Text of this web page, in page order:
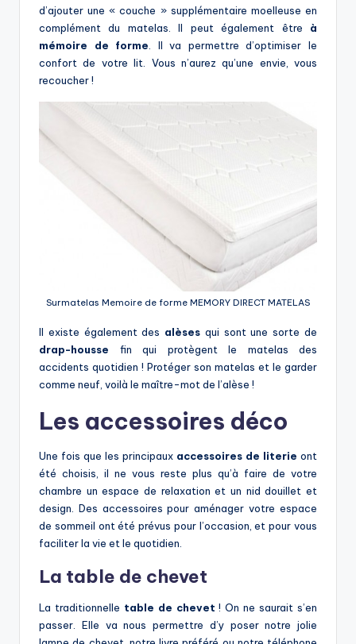
d’ajouter une « couche » supplémentaire moelleuse en
complément du matelas. Il peut également être à
mémoire de forme . Il va permettre d’optimiser le
confort de votre lit. Vous n’aurez qu’une envie, vous
recoucher !
Surmatelas Memoire de forme MEMORY DIRECT MATELAS
Il existe également des alèses qui sont une sorte de
drap-housse fin qui protègent le matelas des
accidents quotidien ! Protéger son matelas et le garder
comme neuf, voilà le maître-mot de l’alèse !
Les accessoires déco
Une fois que les principaux accessoires de literie ont
été choisis, il ne vous reste plus qu’à faire de votre
chambre un espace de relaxation et un nid douillet et
design. Des accessoires pour aménager votre espace
de sommeil ont été prévus pour l’occasion, et pour vous
faciliter la vie et le quotidien.
La table de chevet
La traditionnelle table de chevet ! On ne saurait s’en
passer. Elle va nous permettre d’y poser notre jolie